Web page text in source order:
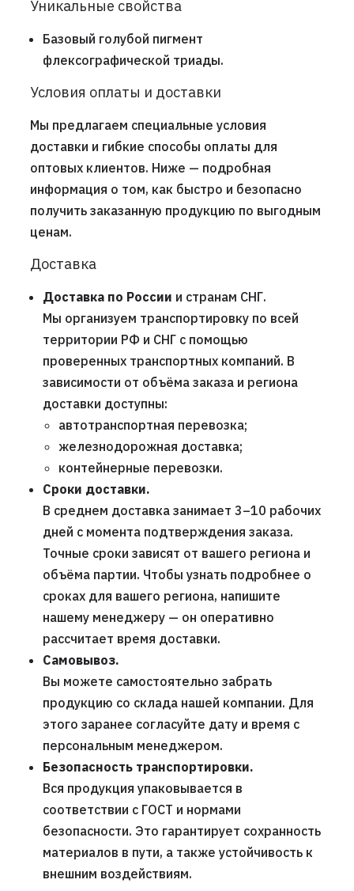
Уникальные свойства
Базовый голубой пигмент
флексографической триады.
Условия оплаты и доставки
Мы предлагаем специальные условия
доставки и гибкие способы оплаты для
оптовых клиентов. Ниже — подробная
информация о том, как быстро и безопасно
получить заказанную продукцию по выгодным
ценам.
Доставка
Доставка по России и странам СНГ.
Мы организуем транспортировку по всей
территории РФ и СНГ с помощью
проверенных транспортных компаний. В
зависимости от объёма заказа и региона
доставки доступны:
автотранспортная перевозка;
железнодорожная доставка;
контейнерные перевозки.
Сроки доставки.
В среднем доставка занимает 3–10 рабочих
дней с момента подтверждения заказа.
Точные сроки зависят от вашего региона и
объёма партии. Чтобы узнать подробнее о
сроках для вашего региона, напишите
нашему менеджеру — он оперативно
рассчитает время доставки.
Самовывоз.
Вы можете самостоятельно забрать
продукцию со склада нашей компании. Для
этого заранее согласуйте дату и время с
персональным менеджером.
Безопасность транспортировки.
Вся продукция упаковывается в
соответствии с ГОСТ и нормами
безопасности. Это гарантирует сохранность
материалов в пути, а также устойчивость к
внешним воздействиям.